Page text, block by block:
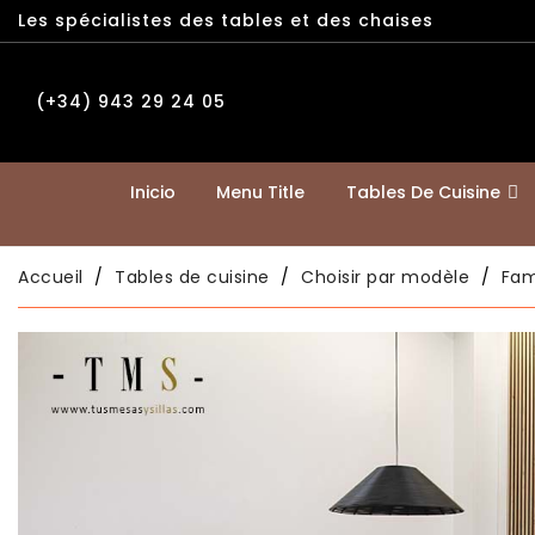
Les spécialistes des tables et des chaises
(+34) 943 29 24 05
Inicio Menu Title Tables De Cuisine
Accueil Tables de cuisine Choisir par modèle